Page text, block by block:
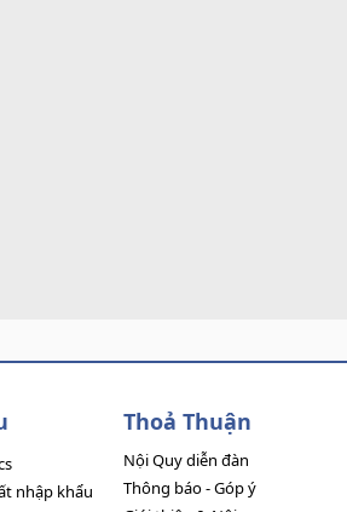
nhập khẩu
Thoả Thuận
Nội Quy diễn đàn
Thông báo - Góp ý